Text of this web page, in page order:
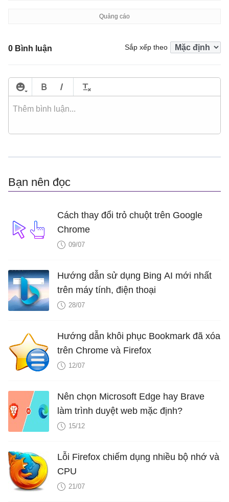
0 Bình luận Sắp xếp theo
Bạn nên đọc
Cách thay đổi trỏ chuột trên Google
Chrome
09/07
Hướng dẫn sử dụng Bing AI mới nhất
trên máy tính, điện thoại
28/07
Hướng dẫn khôi phục Bookmark đã xóa
trên Chrome và Firefox
12/07
Nên chọn Microsoft Edge hay Brave
làm trình duyệt web mặc định?
15/12
Lỗi Firefox chiếm dụng nhiều bộ nhớ và
CPU
21/07